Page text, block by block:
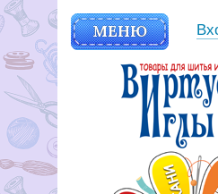
МЕНЮ